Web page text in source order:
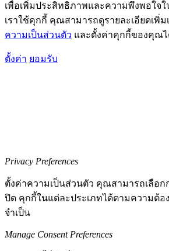
เพื่อเพิ่มประสิทธิภาพและความพึงพอใจใ
เราใช้คุกกี้ คุณสามารถดูรายละเอียดเพิ่ม
ความเป็นส่วนตัว และตั้งค่าคุกกี้ของคุณ
ตั้งค่า ยอมรับ
Privacy Preferences
ตั้งค่าความเป็นส่วนตัว คุณสามารถเลือก
ปิด คุกกี้ในแต่ละประเภทได้ตามความต้อ
จำเป็น
Manage Consent Preferences